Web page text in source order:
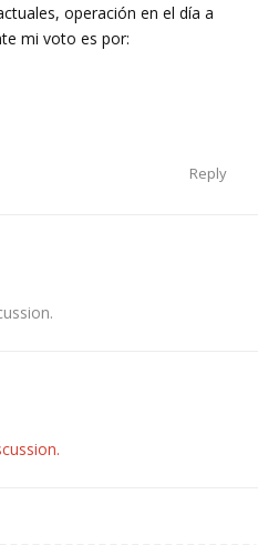
operación en el día a
mi voto es por:
Reply